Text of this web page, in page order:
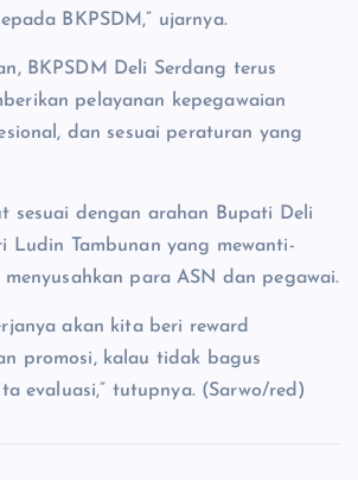
BKPSDM,” ujarnya.
‎BKPSDM Deli Serdang terus
pelayanan kepegawaian
dan sesuai peraturan yang
sesuai dengan arahan Bupati Deli
Ludin Tambunan yang mewanti-
para ASN dan pegawai.
akan kita beri reward
promosi, kalau tidak bagus
evaluasi,” tutupnya. (Sarwo/red)